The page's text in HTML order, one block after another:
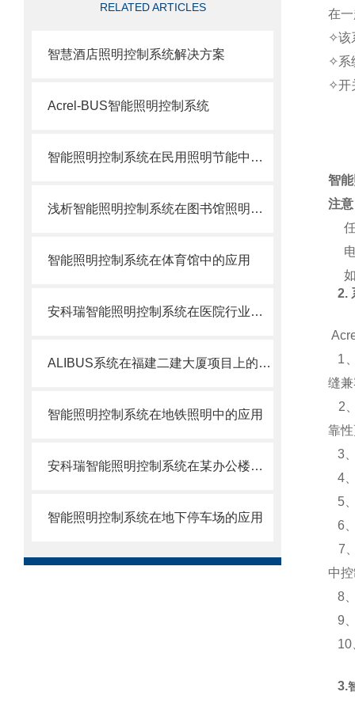
RELATED ARTICLES
智慧酒店照明控制系统解决方案
Acrel-BUS智能照明控制系统
智能照明控制系统在民用照明节能中的应用
浅析智能照明控制系统在图书馆照明节能中的应用
智能照明控制系统在体育馆中的应用
安科瑞智能照明控制系统在医院行业的应用
ALIBUS系统在福建二建大厦项目上的应用
智能照明控制系统在地铁照明中的应用
安科瑞智能照明控制系统在某办公楼上的应用
智能照明控制系统在地下停车场的应用
在
✧该
✧系
✧开
智
注
任
电
如
2.
1
缝
2
靠
3
4
5
6
7
中
8
9
10
3.